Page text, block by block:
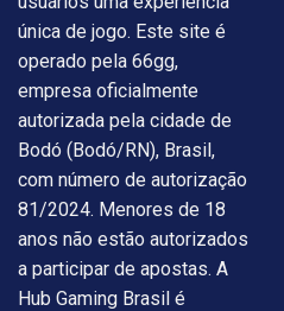
única de jogo. Este site é
operado pela 66gg,
empresa oficialmente
autorizada pela cidade de
Bodó (Bodó/RN), Brasil,
com número de autorização
81/2024. Menores de 18
anos não estão autorizados
a participar de apostas. A
Hub Gaming Brasil é